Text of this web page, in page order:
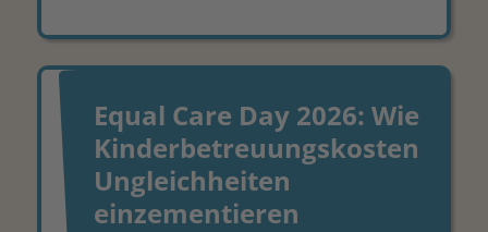
Equal Care Day 2026: Wie
Kinderbetreuungskosten
Ungleichheiten
einzementieren